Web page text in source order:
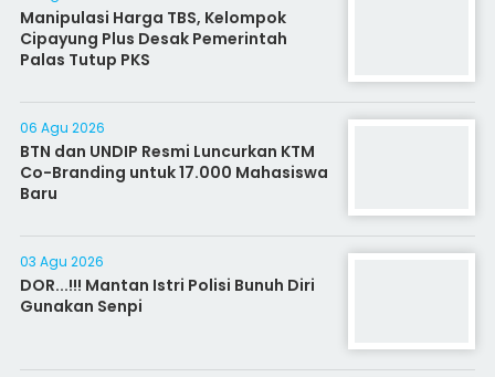
Manipulasi Harga TBS, Kelompok
Cipayung Plus Desak Pemerintah
Palas Tutup PKS
06 Agu 2026
BTN dan UNDIP Resmi Luncurkan KTM
Co-Branding untuk 17.000 Mahasiswa
Baru
03 Agu 2026
DOR...!!! Mantan Istri Polisi Bunuh Diri
Gunakan Senpi